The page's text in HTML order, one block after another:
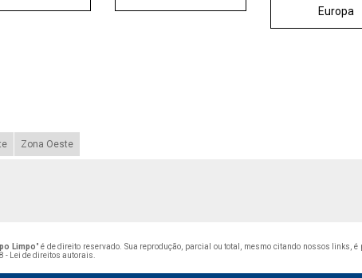
Europa
Zona Oeste
Limpo" é de direito reservado. Sua reprodução, parcial ou total, mesmo citando nossos links,
- Lei de direitos autorais